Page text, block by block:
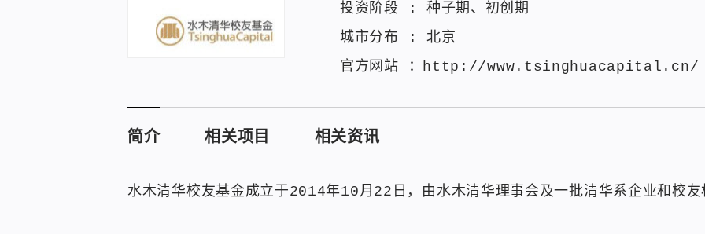
投资阶段 : 种子期、 初创期
城市分布 : 北京
官方网站 ： http://www.tsinghuacapital.cn/
简介 相关项目 相关资讯
水木清华校友基金成立于2014年10月22日，由水木清华理事会及一批清华系企业和校友